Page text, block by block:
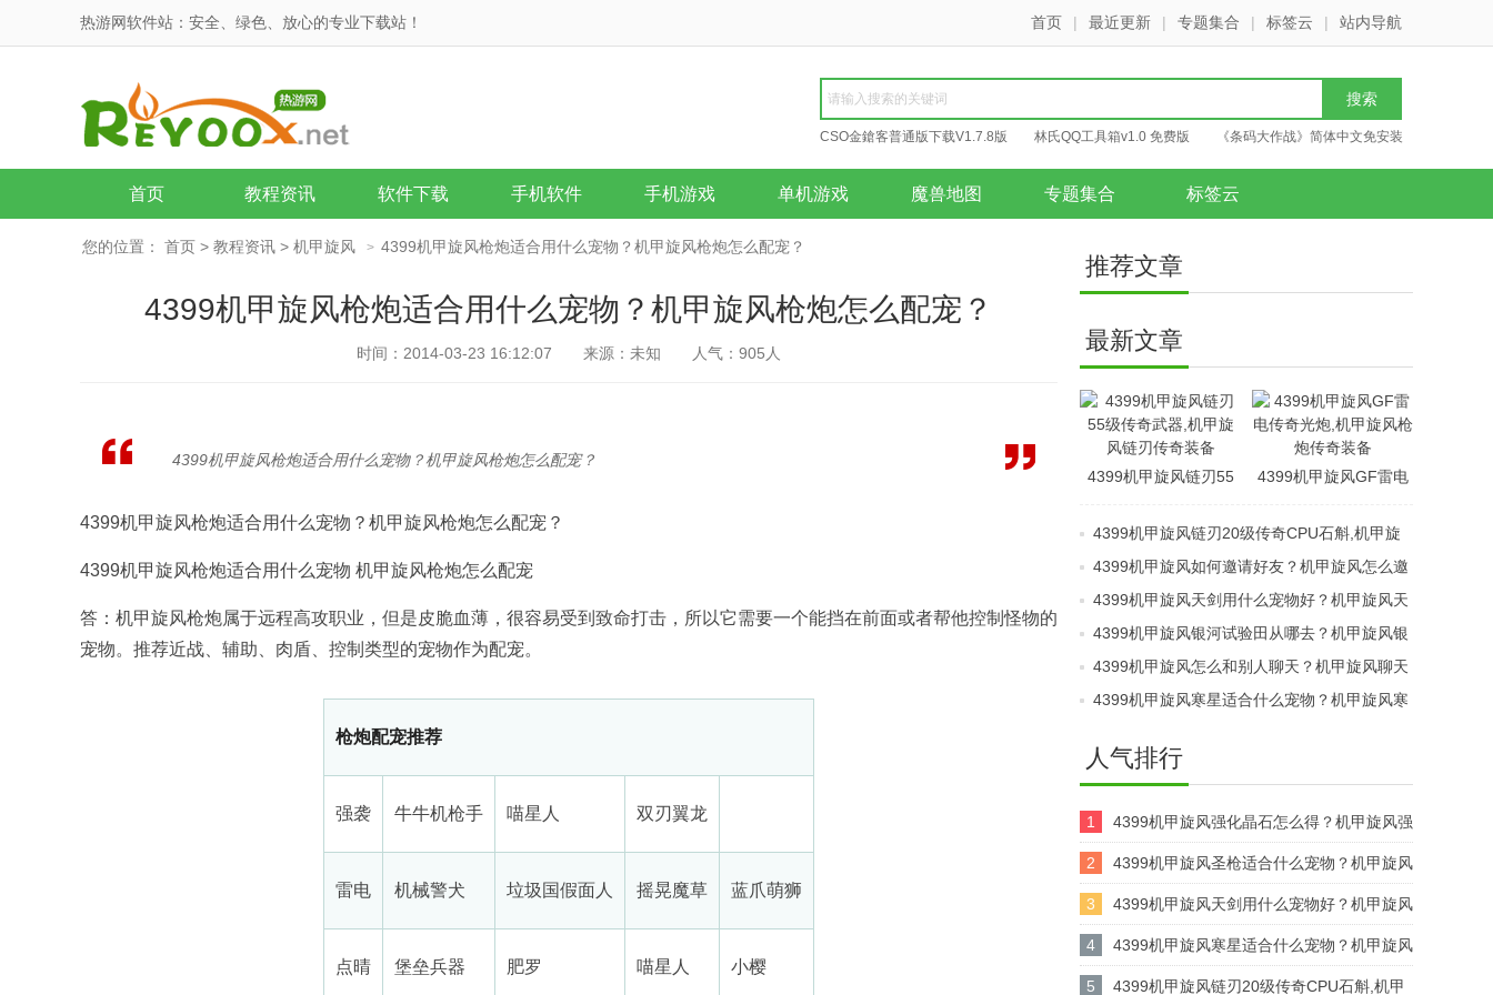
热游网软件站：安全、绿色、放心的专业下载站！ 首页 | 最近更新 | 专题集合 | 标签云 | 站内导航
CSO金鎗客普通版下载V1.7.8版 林氏QQ工具箱v1.0 免费版 《条码大作战》简体中文免安装
版 地下城与勇士单机版修改器完整版
首页 教程资讯 软件下载 手机软件 手机游戏 单机游戏 魔兽地图 专题集合 标签云
您的位置： 首页 > 教程资讯 > 机甲旋风 > 4399机甲旋风枪炮适合用什么宠物？机甲旋风枪炮怎么配宠？
4399机甲旋风枪炮适合用什么宠物？机甲旋风枪炮怎么配宠？
时间：2014-03-23 16:12:07 来源：未知 人气： 905 人
4399机甲旋风枪炮适合用什么宠物？机甲旋风枪炮怎么配宠？
4399机甲旋风枪炮适合用什么宠物？机甲旋风枪炮怎么配宠？
4399机甲旋风枪炮适合用什么宠物 机甲旋风枪炮怎么配宠
答：机甲旋风枪炮属于远程高攻职业，但是皮脆血薄，很容易受到致命打击，所以它需要一个能挡在前面或者帮他控制怪物的
宠物。推荐近战、辅助、肉盾、控制类型的宠物作为配宠。
枪炮配宠推荐
强袭 牛牛机枪手 喵星人 双刃翼龙
雷电 机械警犬 垃圾国假面人 摇晃魔草 蓝爪萌狮
点晴 堡垒兵器 肥罗 喵星人 小樱
推荐文章
最新文章
4399机甲旋风链刃55
刃传奇装备
4399机甲旋风GF雷电
传奇装备
4399机甲旋风链刃20级传奇CPU石斛,机甲旋
风链刃传奇装备
4399机甲旋风如何邀请好友？机甲旋风怎么邀
请好友？
4399机甲旋风天剑用什么宠物好？机甲旋风天
剑配宠推荐
4399机甲旋风银河试验田从哪去？机甲旋风银
河试验田在哪里？
4399机甲旋风怎么和别人聊天？机甲旋风聊天
窗口在哪里？
4399机甲旋风寒星适合什么宠物？机甲旋风寒
人气排行
1 4399机甲旋风强化晶石怎么得？机甲旋风强
化晶石哪里买？
2 4399机甲旋风圣枪适合什么宠物？机甲旋风
圣枪怎么配宠？
3 4399机甲旋风天剑用什么宠物好？机甲旋风
天剑配宠推荐
4 4399机甲旋风寒星适合什么宠物？机甲旋风
寒星配宠
5 4399机甲旋风链刃20级传奇CPU石斛,机甲